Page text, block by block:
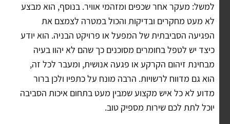
למשל: מעקר אחר שכפים ומזהמי אוויר. בנוסף, הוא מבצע
לא מעט מחקרים ובדיקות והכול במטרה לצמצם את
הפגיעה הסביבתית של המפעל או פרויקט הבניה. הוא יודע
כיצד יש לטפל בחומרים מסוכנים כך שהם לא יהוו בעיה
מבחינת זיהום הקרקע או פגעה אנושית, ומעבר לכל זה,
הוא גם מדווח לרשויות. הרבה מונח על כתפיו ולכן ברור
מדוע לא כל איש מקצוע שמבין מעט בתחום איכות הסביבה
יוכל לתת לכם שירות מספיק טוב.